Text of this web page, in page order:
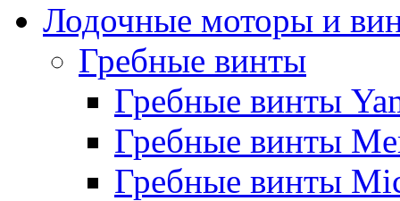
Лодочные моторы и
Гребные винты
Гребные винты
Гребные винты
Гребные винты